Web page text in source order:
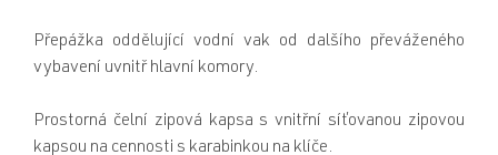
Přepážka oddělující vodní vak od dalšího převáženého
vybavení uvnitř hlavní komory.
Prostorná čelní zipová kapsa s vnitřní síťovanou zipovou
kapsou na cennosti s karabinkou na klíče.